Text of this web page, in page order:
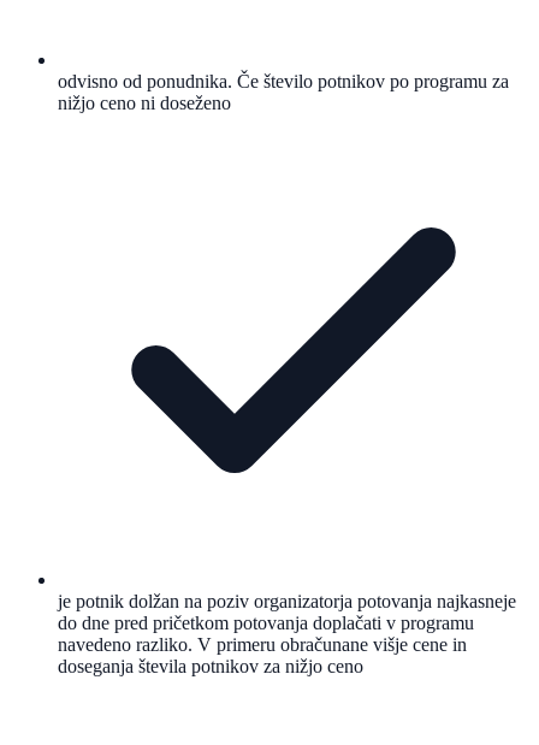
odvisno od ponudnika. Če število potnikov po programu za
nižjo ceno ni doseženo
je potnik dolžan na poziv organizatorja potovanja najkasneje
do dne pred pričetkom potovanja doplačati v programu
navedeno razliko. V primeru obračunane višje cene in
doseganja števila potnikov za nižjo ceno